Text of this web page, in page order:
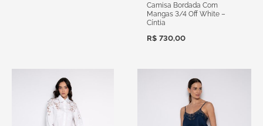
Camisa Bordada Com
Mangas 3/4 Off White –
Cíntia
R$ 730,00